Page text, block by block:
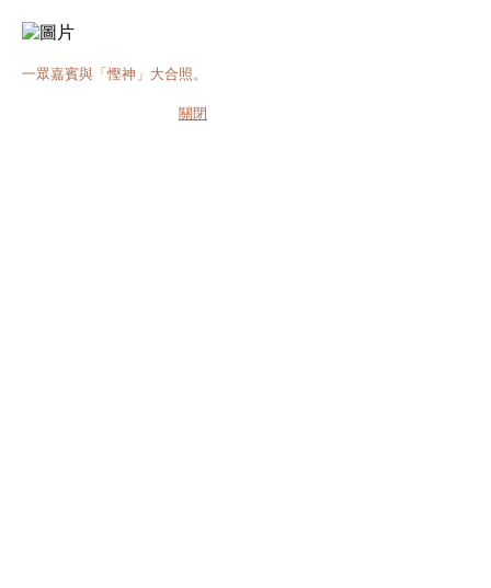
一眾嘉賓與「慳神」大合照。
關閉